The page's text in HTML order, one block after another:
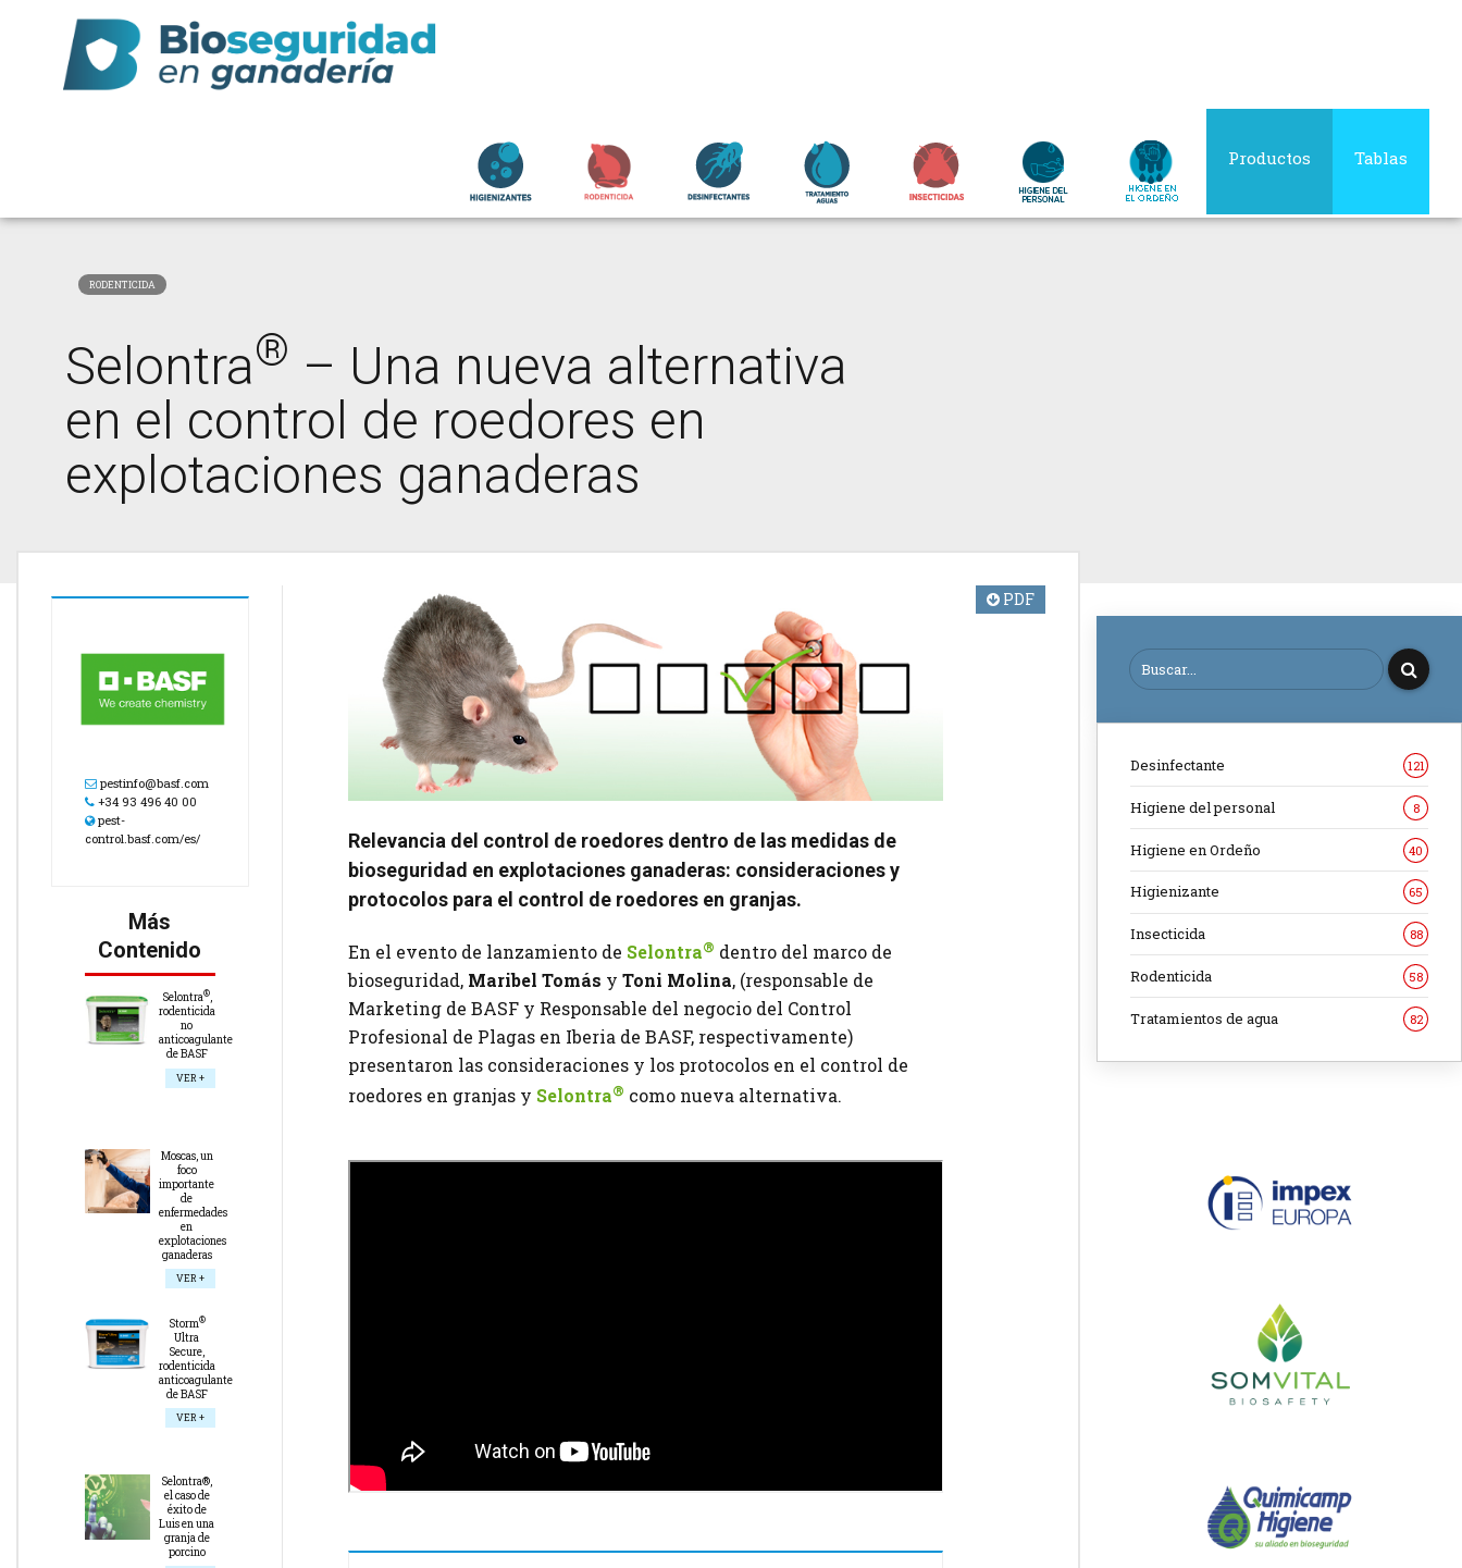
Productos Tablas
RODENTICIDA
Selontra® – Una nueva alternativa
en el control de roedores en
explotaciones ganaderas
PDF
pestinfo@basf.com
+34 93 496 40 00
pest-
control.basf.com/es/
Más
Contenido
Selontra®,
rodenticida
no
anticoagulante
de BASF
VER +
Moscas, un
foco
importante
de
enfermedades
en
explotaciones
ganaderas
VER +
Storm®
Ultra
Secure,
rodenticida
anticoagulante
de BASF
VER +
Selontra®,
el caso de
éxito de
Luis en una
granja de
porcino
Relevancia del control de roedores dentro de las medidas de
bioseguridad en explotaciones ganaderas: consideraciones y
protocolos para el control de roedores en granjas.
En el evento de lanzamiento de Selontra® dentro del marco de
bioseguridad, Maribel Tomás y Toni Molina, (responsable de
Marketing de BASF y Responsable del negocio del Control
Profesional de Plagas en Iberia de BASF, respectivamente)
presentaron las consideraciones y los protocolos en el control de
roedores en granjas y Selontra® como nueva alternativa.
Desinfectante 121
Higiene del personal 8
Higiene en Ordeño 40
Higienizante 65
Insecticida 88
Rodenticida 58
Tratamientos de agua 82